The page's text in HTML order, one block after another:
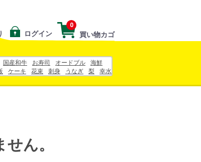
買い物カゴ
0
ログイン
国産和牛 お寿司 オードブル
海鮮
ケーキ 花束 刺身 うなぎ 梨
幸水
ん。